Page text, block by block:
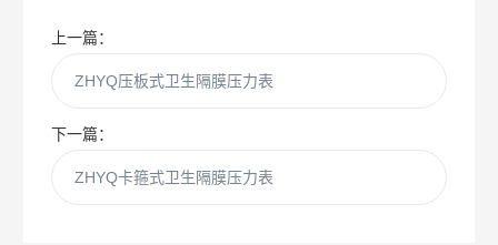
上一篇：
ZHYQ压板式卫生隔膜压力表
下一篇：
ZHYQ卡箍式卫生隔膜压力表